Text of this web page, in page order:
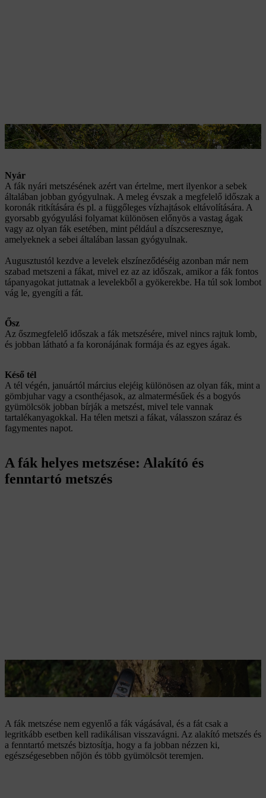
A lombhullató fákat ősszel lehet jól metszeni.
Nyár
A fák nyári metszésének azért van értelme, mert ilyenkor a sebek
általában jobban gyógyulnak. A meleg évszak a megfelelő időszak a
koronák ritkítására és pl. a függőleges vízhajtások eltávolítására. A
gyorsabb gyógyulási folyamat különösen előnyös a vastag ágak
vagy az olyan fák esetében, mint például a díszcseresznye,
amelyeknek a sebei általában lassan gyógyulnak.
Augusztustól kezdve a levelek elszíneződéséig azonban már nem
szabad metszeni a fákat, mivel ez az az időszak, amikor a fák fontos
tápanyagokat juttatnak a levelekből a gyökerekbe. Ha túl sok lombot
vág le, gyengíti a fát.
Ősz
Az őszmegfelelő időszak a fák metszésére, mivel nincs rajtuk lomb,
és jobban látható a fa koronájának formája és az egyes ágak.
Késő tél
A tél végén, januártól március elejéig különösen az olyan fák, mint a
gömbjuhar vagy a csonthéjasok, az almatermésűek és a bogyós
gyümölcsök jobban bírják a metszést, mivel tele vannak
tartalékanyagokkal. Ha télen metszi a fákat, válasszon száraz és
fagymentes napot.
A fák helyes metszése: Alakító és
fenntartó metszés
A HTA 135 magassági ágvágó segítségével Ön a magasabban lévő
ágakat is eléri.
A fák metszése nem egyenlő a fák vágásával, és a fát csak a
legritkább esetben kell radikálisan visszavágni. Az alakító metszés és
a fenntartó metszés biztosítja, hogy a fa jobban nézzen ki,
egészségesebben nőjön és több gyümölcsöt teremjen.